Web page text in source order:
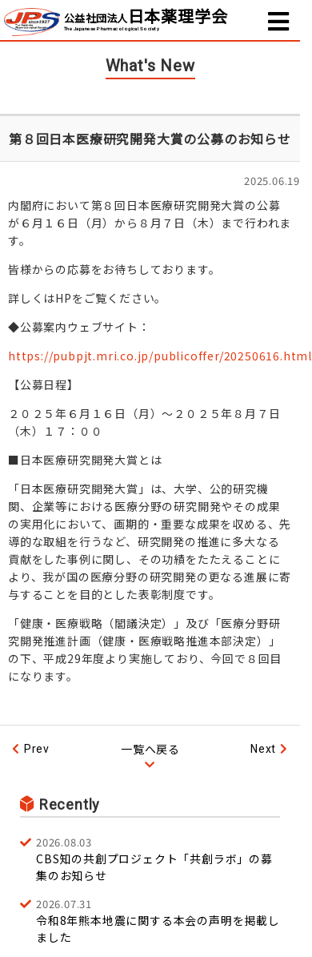
公益社団法人日本薬理学会
The Japanese Pharmacological Society
What's New
第８回日本医療研究開発大賞の公募のお知らせ
2025.06.19
内閣府において第８回日本医療研究開発大賞の公募
が６月１６日（月）から８月７日（木）まで行われま
す。
皆様からの応募をお待ちしております。
詳しくはHPをご覧ください。
◆公募案内ウェブサイト：
https://pubpjt.mri.co.jp/publicoffer/20250616.html
【公募日程】
２０２５年６月１６日（月）～２０２５年８月７日
（木）１７：００
■日本医療研究開発大賞とは
「日本医療研究開発大賞」は、大学、公的研究機
関、企業等における医療分野の研究開発やその成果
の実用化において、画期的・重要な成果を収める、先
導的な取組を行うなど、研究開発の推進に多大なる
貢献をした事例に関し、その功績をたたえることに
より、我が国の医療分野の研究開発の更なる進展に寄
与することを目的とした表彰制度です。
「健康・医療戦略（閣議決定）」及び「医療分野研
究開発推進計画（健康・医療戦略推進本部決定）」
の下、平成29年度より実施しており、今回で８回目
になります。
Prev 一覧へ戻る Next
Recently
2026.08.03
CBS知の共創プロジェクト「共創ラボ」の募
集のお知らせ
2026.07.31
令和8年熊本地震に関する本会の声明を掲載し
ました